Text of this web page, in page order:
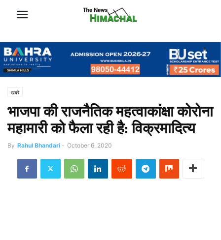
खबरें
भाजपा की राजनैतिक महत्वाकांक्षा कोरोना
महामारी को फैला रही है: विक्रमादित्य
By Rahul Bhandari - October 6, 2020